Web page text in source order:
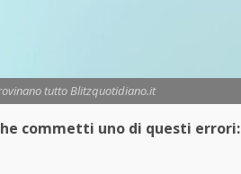
tutto Blitzquotidiano.it
commetti uno di questi errori: